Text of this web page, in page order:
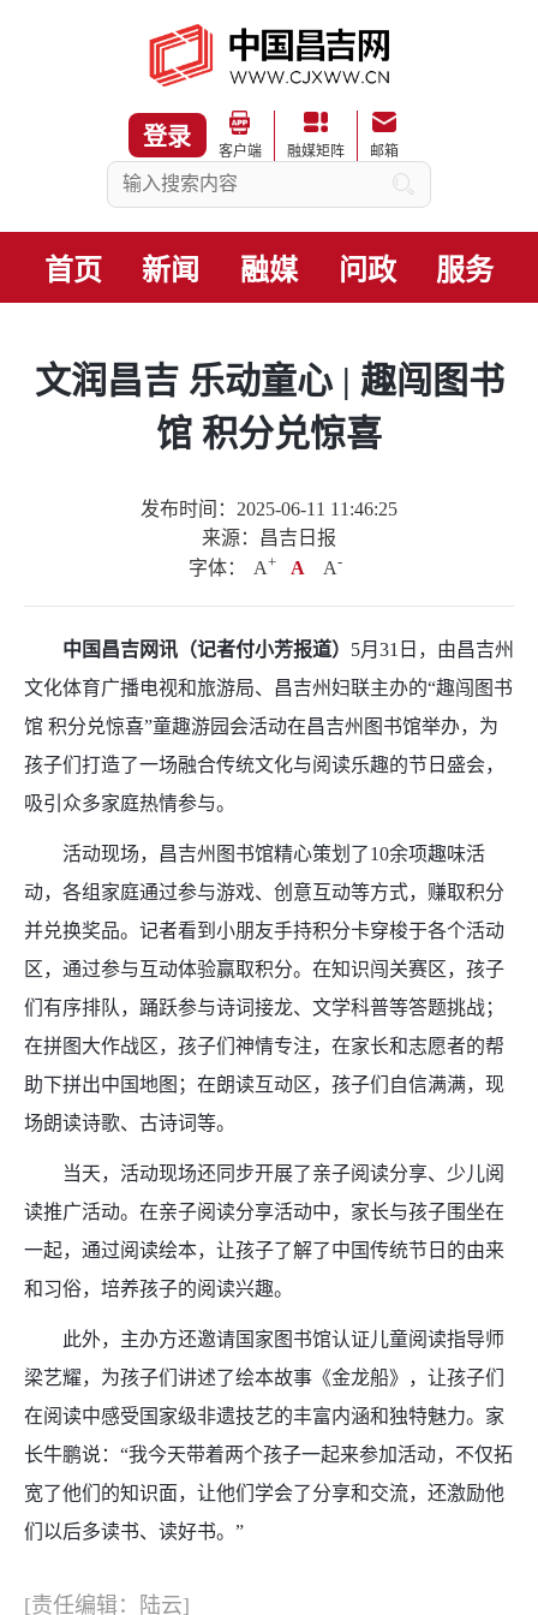
登录
客户端 融媒矩阵 邮箱
首页 新闻 融媒 问政 服务
文润昌吉 乐动童心 | 趣闯图书
馆 积分兑惊喜
发布时间：2025-06-11 11:46:25
来源：昌吉日报
字体：
A+ A A-
中国昌吉网讯（记者付小芳报道） 5月31日，由昌吉州
文化体育广播电视和旅游局、昌吉州妇联主办的“趣闯图书
馆 积分兑惊喜”童趣游园会活动在昌吉州图书馆举办，为
孩子们打造了一场融合传统文化与阅读乐趣的节日盛会，
吸引众多家庭热情参与。
活动现场，昌吉州图书馆精心策划了10余项趣味活
动，各组家庭通过参与游戏、创意互动等方式，赚取积分
并兑换奖品。记者看到小朋友手持积分卡穿梭于各个活动
区，通过参与互动体验赢取积分。在知识闯关赛区，孩子
们有序排队，踊跃参与诗词接龙、文学科普等答题挑战；
在拼图大作战区，孩子们神情专注，在家长和志愿者的帮
助下拼出中国地图；在朗读互动区，孩子们自信满满，现
场朗读诗歌、古诗词等。
当天，活动现场还同步开展了亲子阅读分享、少儿阅
读推广活动。在亲子阅读分享活动中，家长与孩子围坐在
一起，通过阅读绘本，让孩子了解了中国传统节日的由来
和习俗，培养孩子的阅读兴趣。
此外，主办方还邀请国家图书馆认证儿童阅读指导师
梁艺耀，为孩子们讲述了绘本故事《金龙船》，让孩子们
在阅读中感受国家级非遗技艺的丰富内涵和独特魅力。家
长牛鹏说：“我今天带着两个孩子一起来参加活动，不仅拓
宽了他们的知识面，让他们学会了分享和交流，还激励他
们以后多读书、读好书。”
[责任编辑：陆云]